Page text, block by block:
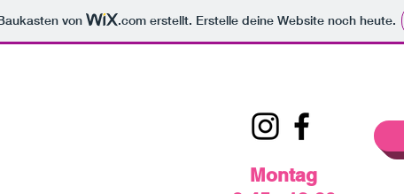
von .com erstellt. Erstelle deine Website noch heute.
Montag